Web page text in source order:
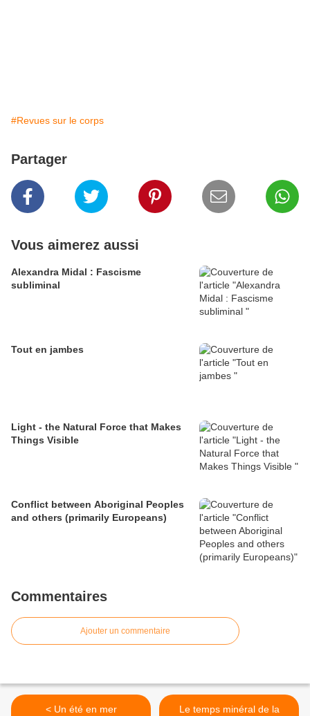
#Revues sur le corps
Partager
Vous aimerez aussi
Alexandra Midal : Fascisme
subliminal
Tout en jambes
Light - the Natural Force that Makes
Things Visible
Conflict between Aboriginal Peoples
and others (primarily Europeans)
Commentaires
Ajouter un commentaire
< Un été en mer
Le temps minéral de la